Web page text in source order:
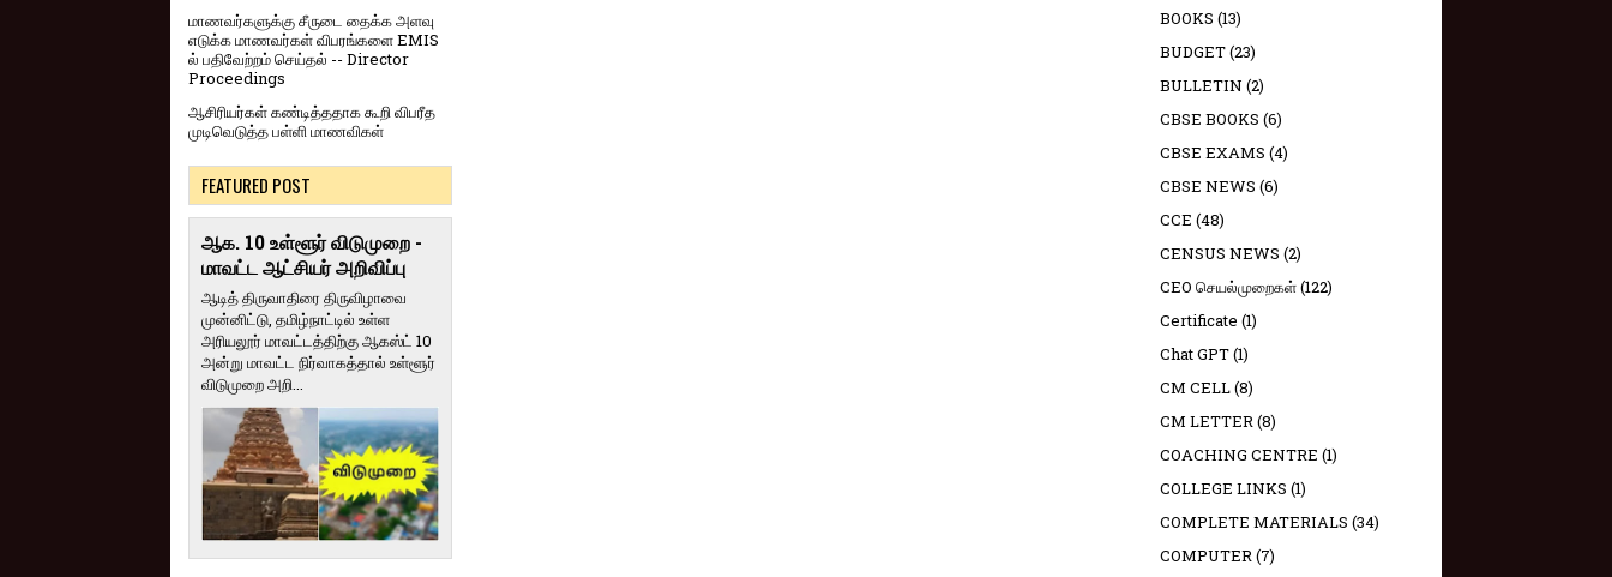
மாணவர்களுக்கு சீருடை தைக்க அளவு
எடுக்க மாணவர்கள் விபரங்களை EMIS
ல் பதிவேற்றம் செய்தல் -- Director
Proceedings
ஆசிரியர்கள் கண்டித்ததாக கூறி விபரீத
முடிவெடுத்த பள்ளி மாணவிகள்
FEATURED POST
ஆக. 10 உள்ளூர் விடுமுறை -
மாவட்ட ஆட்சியர் அறிவிப்பு
ஆடித் திருவாதிரை திருவிழாவை
முன்னிட்டு, தமிழ்நாட்டில் உள்ள
அரியலூர் மாவட்டத்திற்கு ஆகஸ்ட் 10
அன்று மாவட்ட நிர்வாகத்தால் உள்ளூர்
விடுமுறை அறி...
BOOKS (13)
BUDGET(23)
BULLETIN (2)
CBSE BOOKS (6)
CBSE EXAMS (4)
CBSE NEWS (6)
CCE (48)
CENSUS NEWS (2)
CEO செயல்முறைகள்(122)
Certificate (1)
Chat GPT(1)
CM CELL(8)
CM LETTER(8)
COACHING CENTRE (1)
COLLEGE LINKS (1)
COMPLETE MATERIALS (34)
COMPUTER(7)